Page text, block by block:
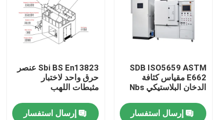
المنزل
المنتجات
SDB ISO5659 ASTM
E662 مقياس كثافة
الدخان البلاستيكي Nbs
إرسال استفسار
Sbi BS En13823 عنصر
حرق واحد لاختبار
مثبطات اللهب
إرسال استفسار